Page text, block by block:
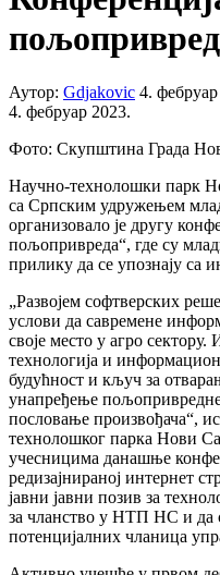
Аутор: Gdjakovic 4.
4. фебруар 2023.
Фото: Скупштина Града
Научно-технолошки парк
са Српским удружењем
организовало је другу
пољопривреда“, где су
прилику да се упознају са
„Развојем софтверских
услови да савремене
своје место у агро
технологија и
будућност и кључ за
унапређење
пословање произвођача“,
технолошког парка Нови
учесницима данашње
редизајнираној интернет
јавни јавни позив за
за чланство у НТП НС и да
потенцијалних чланица